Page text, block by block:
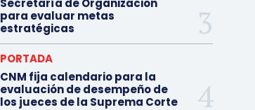
Secretaría de Organización
para evaluar metas
estratégicas
PORTADA
CNM fija calendario para la
evaluación de desempeño de
los jueces de la Suprema Corte